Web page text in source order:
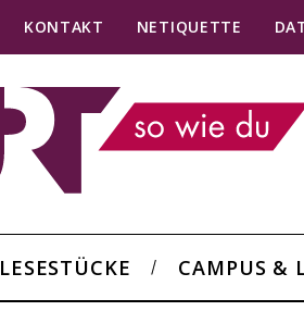
KONTAKT NETIQUETTE
LESESTÜCKE CAMPUS &